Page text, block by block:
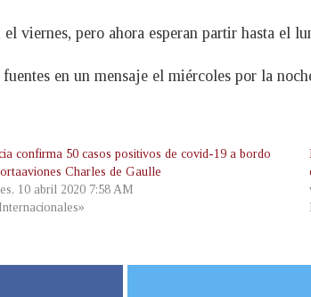
viernes, pero ahora esperan partir hasta el
en un mensaje el miércoles por la
confirma 50 casos positivos de covid-19 a bordo
Charles de Gaulle
10 abril 2020 7:58 AM